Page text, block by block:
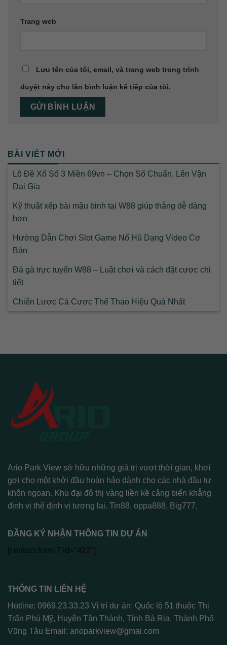
Trang web
Lưu tên của tôi, email, và trang web trong trình
duyệt này cho lần bình luận kế tiếp của tôi.
BÀI VIẾT MỚI
Lô Đề Xổ Số 3 Miền 69vn – Chọn Số Chuẩn, Lên Vận
Đại Gia
Kỹ thuật xếp bài mậu binh tại W88 giúp thắng dễ dàng
hơn
Hướng Dẫn Chơi Slot Game Nổ Hũ Dạng Video Cơ
Bản
Đá gà trực tuyến W88 – Luật chơi và cách đặt cược chi
tiết
Chiến Lược Cá Cược Thể Thao Hiệu Quả Nhất
Ario Park View sở hữu những giá trị vượt thời gian, khơi
gợi cho một khởi đầu hoàn hảo dành cho các nhà đầu tư
khôn ngoan. Khu đại đô thị vàng liền kề cảng biển khẳng
định vị thế định vị tương lai. Tin88, oppa888, Big777,
ĐĂNG KÝ NHẬN THÔNG TIN DỰ ÁN
[contact-form-7 id="422"]
THÔNG TIN LIÊN HỆ
Hotline: 0969.23.33.23 Vị trí dự án: Quốc lộ 51 thuộc Thị
Trấn Phú Mỹ, Huyện Tân Thành, Tỉnh Bà Rịa, Thành Phố
Vũng Tàu Email: arioparkview@gmai.com